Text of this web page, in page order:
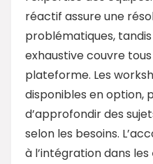
réactif assure une
problématiques,
exhaustive couvre
plateforme. Les
disponibles en option,
d’approfondir des
selon les besoins.
à l’intégration dans les